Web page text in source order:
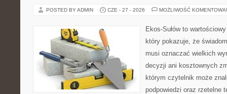
POSTED BY ADMIN CZE - 27 - 2026 MOŻLIWOŚĆ
Ekos-Sułów to
który pokazuje, że
musi oznaczać wielkich
decyzji ani kosztownych
którym czytelnik może
podpowiedzi oraz rzetelne